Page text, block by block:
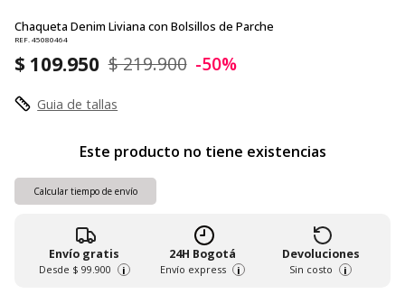
Chaqueta Denim Liviana con Bolsillos de Parche
REF. 45080464
$ 109.950 $ 219.900 -50%
Guia de tallas
Este producto no tiene existencias
Calcular tiempo de envío
Envío gratis
Desde $ 99.900 i
24H Bogotá
Envío express i
Devoluciones
Sin costo i